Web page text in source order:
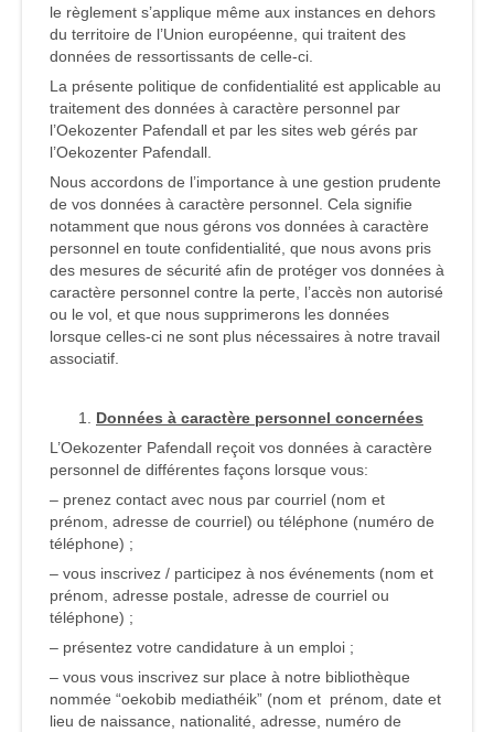
le règlement s’applique même aux instances en dehors
du territoire de l’Union européenne, qui traitent des
données de ressortissants de celle-ci.
La présente politique de confidentialité est applicable au
traitement des données à caractère personnel par
l’Oekozenter Pafendall et par les sites web gérés par
l’Oekozenter Pafendall.
Nous accordons de l’importance à une gestion prudente
de vos données à caractère personnel. Cela signifie
notamment que nous gérons vos données à caractère
personnel en toute confidentialité, que nous avons pris
des mesures de sécurité afin de protéger vos données à
caractère personnel contre la perte, l’accès non autorisé
ou le vol, et que nous supprimerons les données
lorsque celles-ci ne sont plus nécessaires à notre travail
associatif.
Données à caractère personnel concernées
L’Oekozenter Pafendall reçoit vos données à caractère
personnel de différentes façons lorsque vous:
– prenez contact avec nous par courriel (nom et
prénom, adresse de courriel) ou téléphone (numéro de
téléphone) ;
– vous inscrivez / participez à nos événements (nom et
prénom, adresse postale, adresse de courriel ou
téléphone) ;
– présentez votre candidature à un emploi ;
– vous vous inscrivez sur place à notre bibliothèque
nommée “oekobib mediathéik” (nom et prénom, date et
lieu de naissance, nationalité, adresse, numéro de